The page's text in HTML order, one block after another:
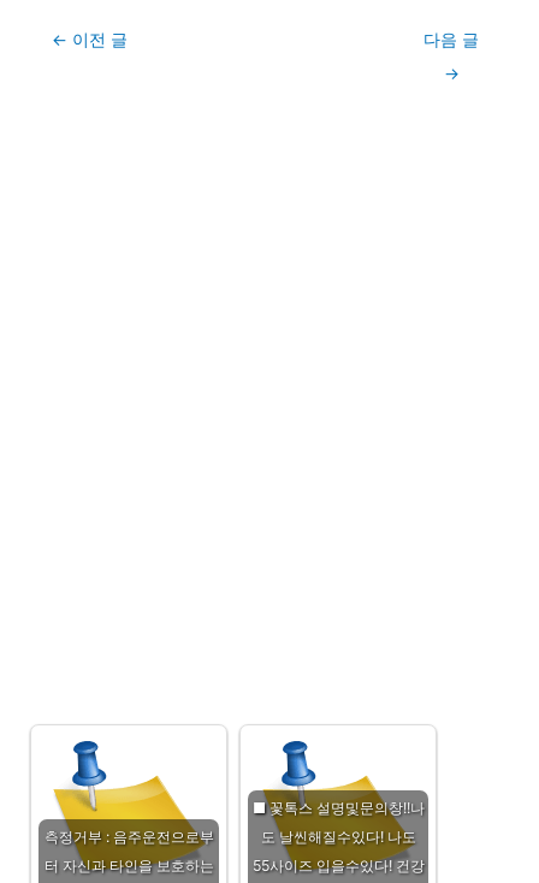
Post← 이전 글
다음 글
→
측정거부 : 음주운전으로부
터 자신과 타인을 보호하는
■ 꽃톡스 설명및문의창!!나
도 날씬해질수있다! 나도
55사이즈 입을수있다! 건강